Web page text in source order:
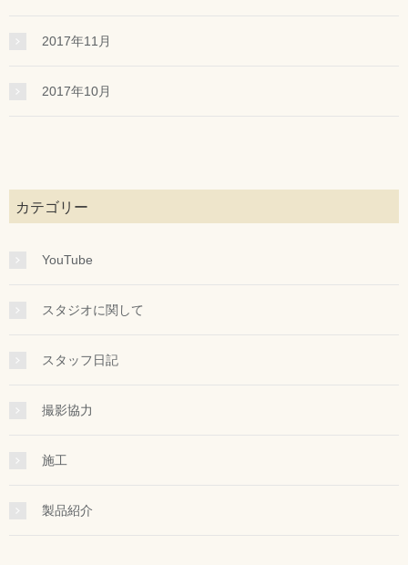
2017年11月
2017年10月
カテゴリー
YouTube
スタジオに関して
スタッフ日記
撮影協力
施工
製品紹介